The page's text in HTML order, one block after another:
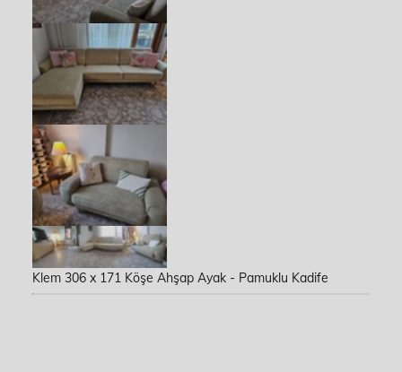
Klem 306 x 171 Köşe Ahşap Ayak - Pamuklu Kadife